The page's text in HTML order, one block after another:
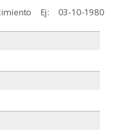
Ej: 03-10-1980